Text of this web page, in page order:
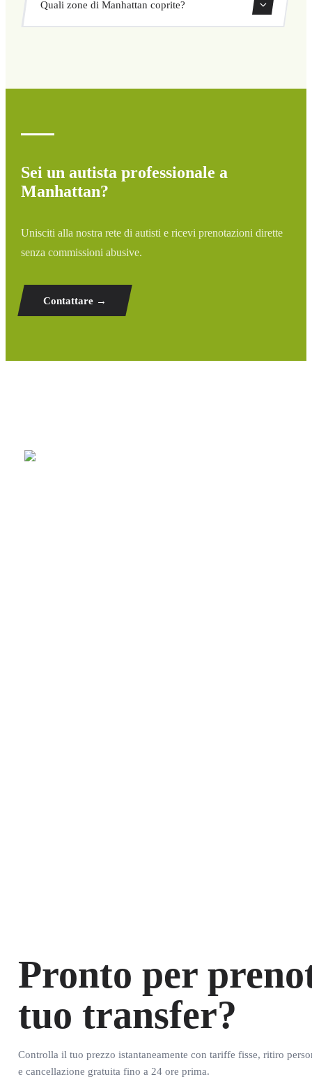
ritorno direttamente dal nostro sistema di prenotazione.
Quali zone di Manhattan coprite?
Sei un autista professionale a
Manhattan?
Unisciti alla nostra rete di autisti e ricevi prenotazioni dirette
senza commissioni abusive.
Contattare →
Pronto per
tuo transfer?
Controlla il tuo prezzo istantaneamente con tariffe fisse, ritiro
e cancellazione gratuita fino a 24 ore prima.